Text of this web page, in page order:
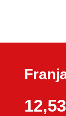
12,53